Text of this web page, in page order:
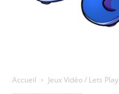
Accueil Jeux Vidéo / Lets Play